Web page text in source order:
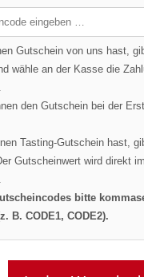
Gutschein von uns hast,
wähle an der Kasse die
.
den Gutschein bei der
Tasting-Gutschein hast,
Gutscheinwert wird direkt
bitte
B. CODE1, CODE2).